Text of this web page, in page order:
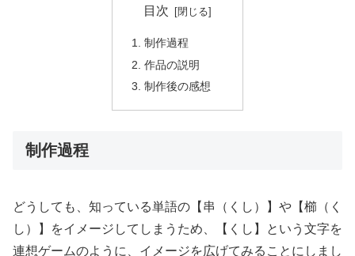
目次
制作過程
作品の説明
制作後の感想
制作過程
どうしても、知っている単語の【串（くし）】や【櫛（く
し）】をイメージしてしまうため、【くし】という文字を
連想ゲームのように、イメージを広げてみることにしまし